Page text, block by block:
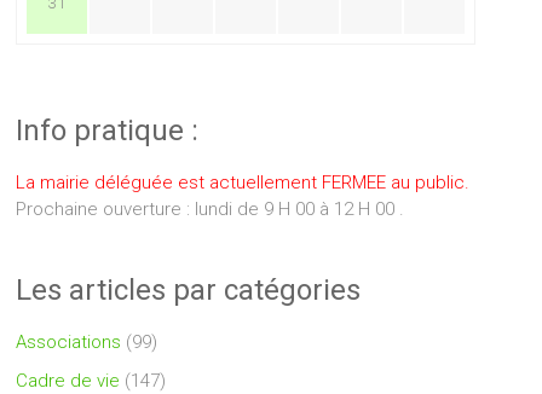
Info pratique :
La mairie déléguée est actuellement FERMEE au public.
Prochaine ouverture : lundi de 9 H 00 à 12 H 00 .
Les articles par catégories
Associations (99)
Cadre de vie (147)